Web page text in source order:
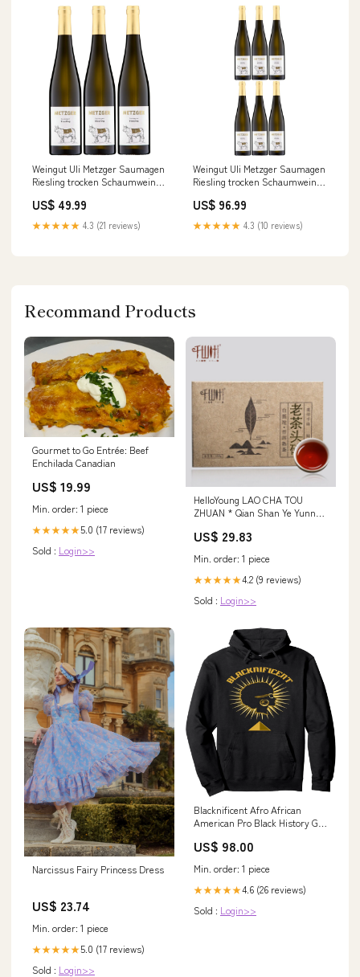
Weingut Uli Metzger Saumagen
Riesling trocken Schaumwein
wein
US$ 49.99
★★★★★ 4.3 (21 reviews)
Weingut Uli Metzger Saumagen
Riesling trocken Schaumwein
Vegane Weine
US$ 96.99
★★★★★ 4.3 (10 reviews)
Recommand Products
Gourmet to Go Entrée: Beef
Enchilada Canadian
US$ 19.99
Min. order: 1 piece
★★★★★5.0 (17 reviews)
Sold : Login>>
HelloYoung LAO CHA TOU
ZHUAN * Qian Shan Ye Yunnan
Ripe Herb
US$ 29.83
Min. order: 1 piece
★★★★★4.2 (9 reviews)
Sold : Login>>
Narcissus Fairy Princess Dress
US$ 23.74
Min. order: 1 piece
★★★★★5.0 (17 reviews)
Sold : Login>>
Blacknificent Afro African
American Pro Black History Gift
US$ 98.00
Min. order: 1 piece
★★★★★4.6 (26 reviews)
Sold : Login>>